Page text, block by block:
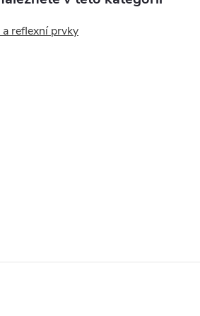
a reflexní prvky